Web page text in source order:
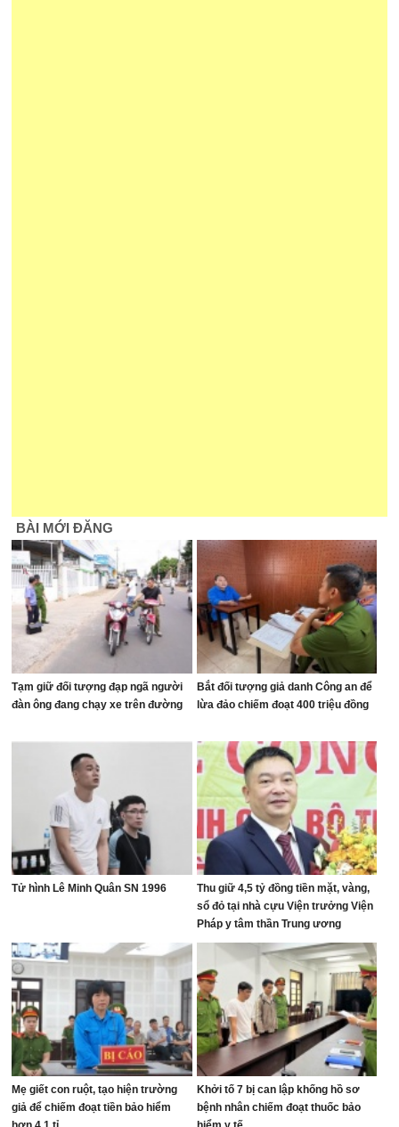
BÀI MỚI ĐĂNG
Tạm giữ đối tượng đạp ngã người
đàn ông đang chạy xe trên đường
Bắt đối tượng giả danh Công an để
lừa đảo chiếm đoạt 400 triệu đồng
Tử hình Lê Minh Quân SN 1996
Thu giữ 4,5 tỷ đồng tiền mặt, vàng,
sổ đỏ tại nhà cựu Viện trưởng Viện
Pháp y tâm thần Trung ương
Mẹ giết con ruột, tạo hiện trường
giả để chiếm đoạt tiền bảo hiểm
Khởi tố 7 bị can lập khống hồ sơ
bệnh nhân chiếm đoạt thuốc bảo